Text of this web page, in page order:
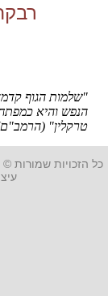
רבקה
"שלמות הגוף
הנפש והיא
טרקלין"
כל הזכויות שמורות